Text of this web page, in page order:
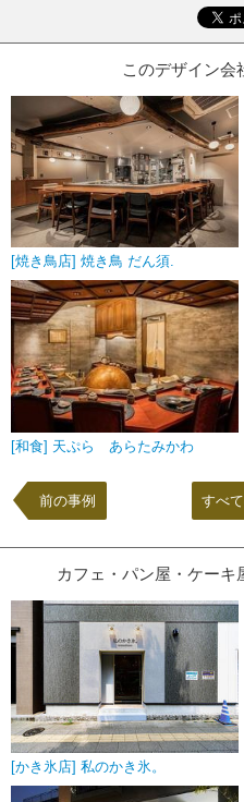
このデザイン会
[焼き鳥店] 焼き鳥 だん須.
[和食] 天ぷら あらたみかわ
前の事例 すべ
カフェ・パン屋・ケー
[かき氷店] 私のかき氷。